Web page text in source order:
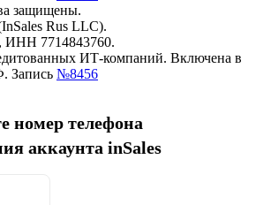
защищены.
Rus LLC).
ИНН 7714843760.
ИТ-компаний. Включена в
Запись №8456
номер телефона
аккаунта inSales